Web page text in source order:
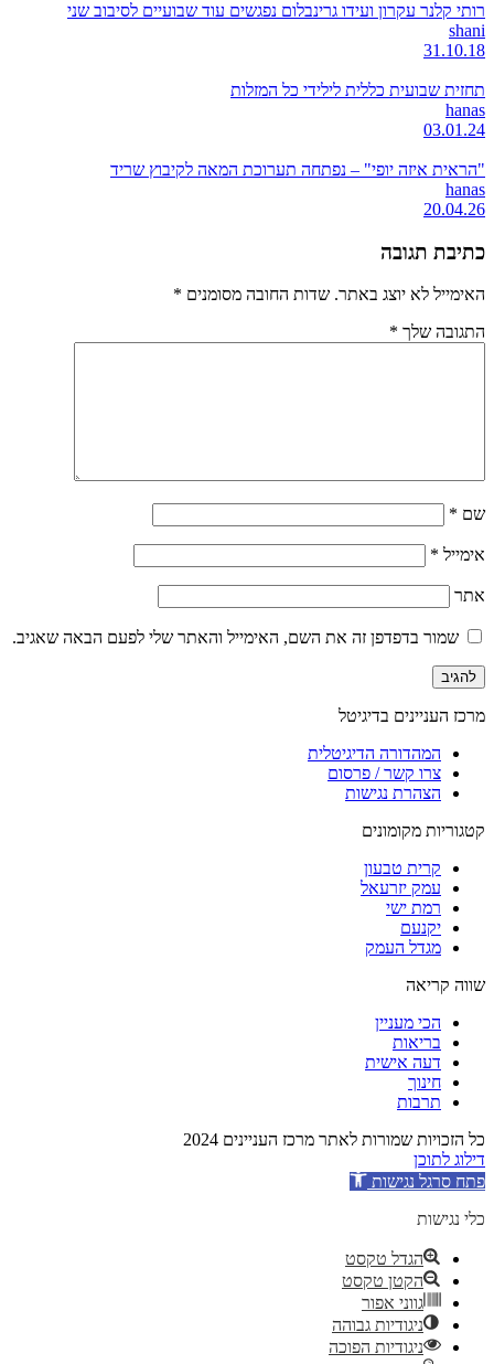
רותי קלנר עקרון ועידו גרינבלום נפגשים עוד שבועיים לסיבוב שני
shani
31.10.18
תחזית שבועית כללית לילידי כל המזלות
hanas
03.01.24
"הראית איזה יופי" – נפתחה תערוכת המאה לקיבוץ שריד
hanas
20.04.26
כתיבת תגובה
האימייל לא יוצג באתר. שדות החובה מסומנים *
התגובה שלך *
שם *
אימייל *
אתר
שמור בדפדפן זה את השם, האימייל והאתר שלי לפעם הבאה שאגיב.
מרכז העניינים בדיגיטל
המהדורה הדיגיטלית
צרו קשר / פרסום
הצהרת נגישות
קטגוריות מקומונים
קרית טבעון
עמק יזרעאל
רמת ישי
יקנעם
מגדל העמק
שווה קריאה
הכי מעניין
בריאות
דעה אישית
חינוך
תרבות
כל הזכויות שמורות לאתר מרכז העניינים 2024
דילוג לתוכן
פתח סרגל נגישות
כלי נגישות
הגדל טקסט
הקטן טקסט
גווני אפור
ניגודיות גבוהה
ניגודיות הפוכה